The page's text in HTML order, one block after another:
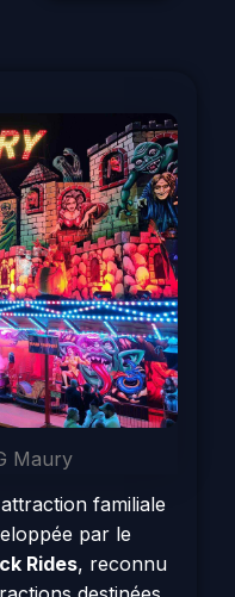
Maury
familiale
par le
Rides, reconnu